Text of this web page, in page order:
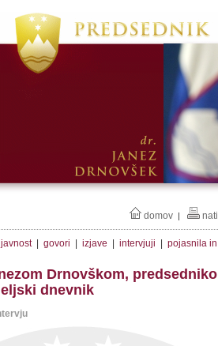
domov |
| govori izjave intervjuji pojasnila
Drnovškom,
dnevnik